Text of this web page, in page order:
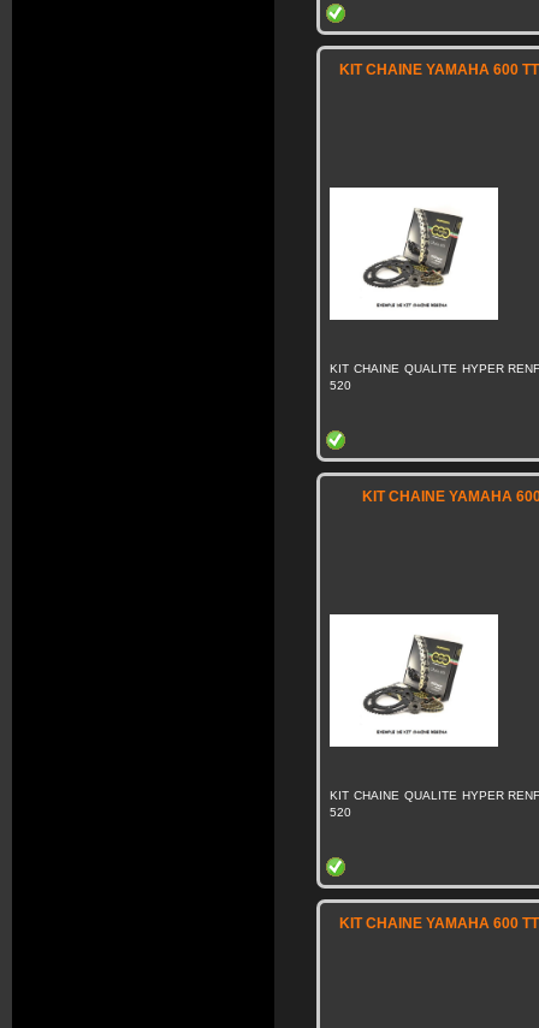
KIT CHAINE YAMAHA 600
KIT CHAINE QUALITE HYPER
520
KIT CHAINE YAMAHA
KIT CHAINE QUALITE HYPER
520
KIT CHAINE YAMAHA 600